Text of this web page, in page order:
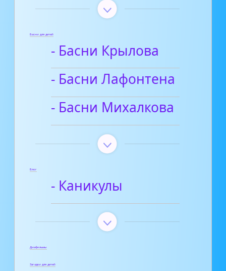
Басни для детей
- Басни Крылова
- Басни Лафонтена
- Басни Михалкова
Блог
- Каникулы
Диафильмы
Загадки для детей